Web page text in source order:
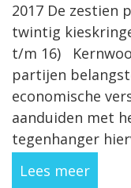
2017 De zestien
twintig
t/m 16)
partijen
economische
aanduiden met
tegenhanger
Lees meer